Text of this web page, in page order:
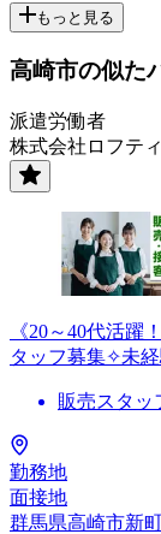
もっと見る
高崎市の似た
派遣労働者
株式会社ロフテ
《20～40代活
タッフ募集✧未
販売スタッ
勤務地
面接地
群馬県高崎市新